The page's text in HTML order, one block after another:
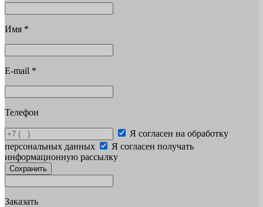
Имя *
E-mail *
Телефон
Я согласен на обработку
персональных данных
Я согласен получать
информационную рассылку
Сохранить
Заказать